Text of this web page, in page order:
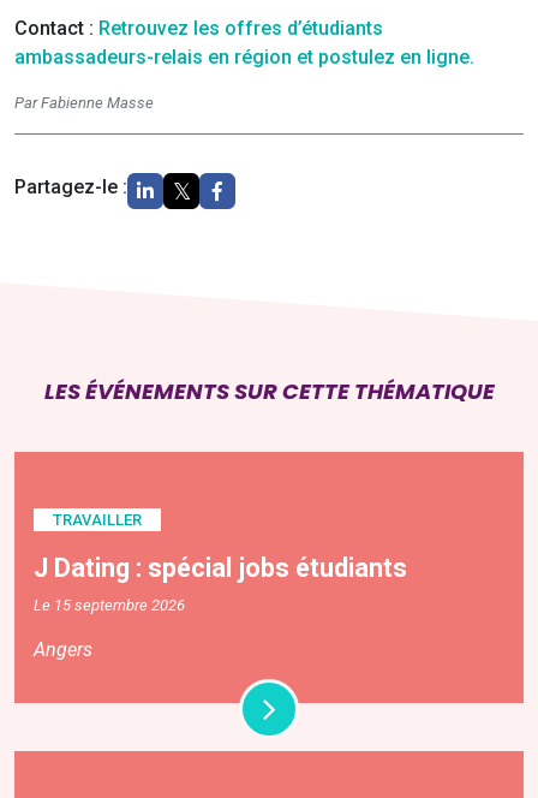
Contact : Retrouvez les offres d’étudiants
ambassadeurs-relais en région et postulez en ligne.
Par Fabienne Masse
Partagez-le :
LES ÉVÉNEMENTS SUR CETTE THÉMATIQUE
TRAVAILLER
J Dating : spécial jobs étudiants
Le 15 septembre 2026
Angers